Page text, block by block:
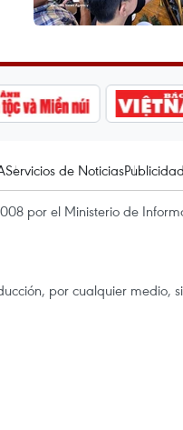
Servicios de NoticiasPublicidad
por el Ministerio de
por cualquier medio,